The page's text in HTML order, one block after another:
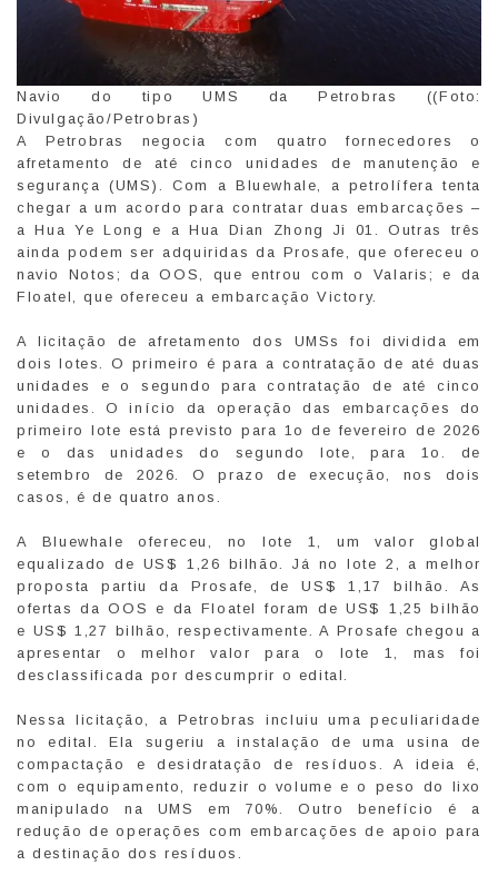
Navio do tipo UMS da Petrobras ((Foto:
Divulgação/Petrobras)
A Petrobras negocia com quatro fornecedores o
afretamento de até cinco unidades de manutenção e
segurança (UMS). Com a Bluewhale, a petrolífera tenta
chegar a um acordo para contratar duas embarcações –
a Hua Ye Long e a Hua Dian Zhong Ji 01. Outras três
ainda podem ser adquiridas da Prosafe, que ofereceu o
navio Notos; da OOS, que entrou com o Valaris; e da
Floatel, que ofereceu a embarcação Victory.
A licitação de afretamento dos UMSs foi dividida em
dois lotes. O primeiro é para a contratação de até duas
unidades e o segundo para contratação de até cinco
unidades. O início da operação das embarcações do
primeiro lote está previsto para 1o de fevereiro de 2026
e o das unidades do segundo lote, para 1o. de
setembro de 2026. O prazo de execução, nos dois
casos, é de quatro anos.
A Bluewhale ofereceu, no lote 1, um valor global
equalizado de US$ 1,26 bilhão. Já no lote 2, a melhor
proposta partiu da Prosafe, de US$ 1,17 bilhão. As
ofertas da OOS e da Floatel foram de US$ 1,25 bilhão
e US$ 1,27 bilhão, respectivamente. A Prosafe chegou a
apresentar o melhor valor para o lote 1, mas foi
desclassificada por descumprir o edital.
Nessa licitação, a Petrobras incluiu uma peculiaridade
no edital. Ela sugeriu a instalação de uma usina de
compactação e desidratação de resíduos. A ideia é,
com o equipamento, reduzir o volume e o peso do lixo
manipulado na UMS em 70%. Outro benefício é a
redução de operações com embarcações de apoio para
a destinação dos resíduos.